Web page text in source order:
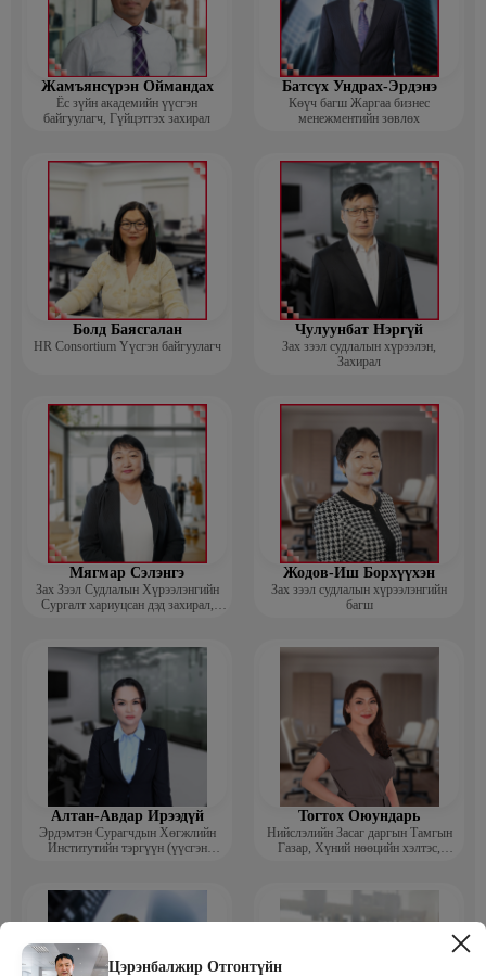
Цэрэнбалжир Отгонтүйн
Жамъянсүрэн Оймандах
Ёс зүйн академийн үүсгэн
байгуулагч, Гүйцэтгэх захирал
Батсүх Ундрах-Эрдэнэ
Көүч багш Жаргаа бизнес
менежментийн зөвлөх
Болд Баясгалан
HR Consortium Үүсгэн байгуулагч
Чулуунбат Нэргүй
Зах зээл судлалын хүрээлэн,
Захирал
Мягмар Сэлэнгэ
Зах Зээл Судлалын Хүрээлэнгийн
Сургалт хариуцсан дэд захирал,
Жодов-Иш Борхүүхэн
Зах зээл судлалын хүрээлэнгийн
багш
Алтан-Авдар Ирээдүй
Эрдэмтэн Сурагчдын Хөгжлийн
Институтийн тэргүүн (үүсгэн
Тогтох Оюундарь
Нийслэлийн Засаг даргын Тамгын
Газар, Хүний нөөцийн хэлтэс,